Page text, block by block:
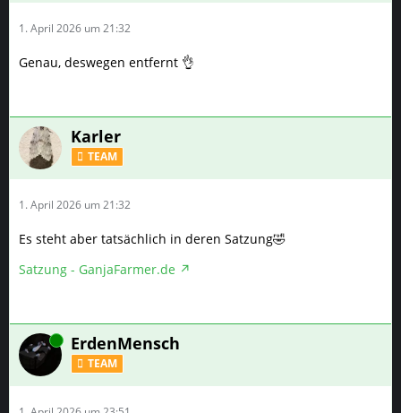
1. April 2026 um 21:32
Genau, deswegen entfernt 👌
Karler
TEAM
1. April 2026 um 21:32
Es steht aber tatsächlich in deren Satzung🤣
Satzung - GanjaFarmer.de
Online ErdenMensch
TEAM